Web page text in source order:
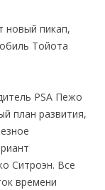
новый пикап,
Тойота
PSA Пежо
план развития,
Ситроэн. Все
времени